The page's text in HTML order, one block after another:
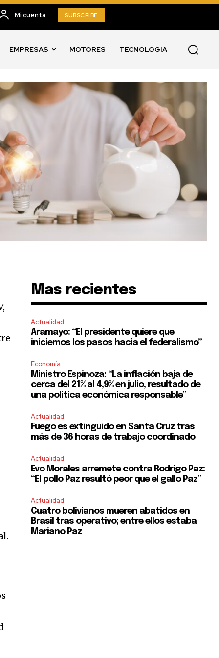
Mi cuenta SUBSCRIBE
EMPRESAS MOTORES TECNOLOGIA
Mas recientes
Actualidad
Aramayo: “El presidente quiere que
iniciemos los pasos hacia el federalismo”
Economía
Ministro Espinoza: “La inflación baja de
cerca del 21% al 4,9% en julio, resultado de
una política económica responsable”
Actualidad
Fuego es extinguido en Santa Cruz tras
más de 36 horas de trabajo coordinado
Actualidad
Evo Morales arremete contra Rodrigo Paz:
“El pollo Paz resultó peor que el gallo Paz”
Actualidad
Cuatro bolivianos mueren abatidos en
Brasil tras operativo; entre ellos estaba
Mariano Paz